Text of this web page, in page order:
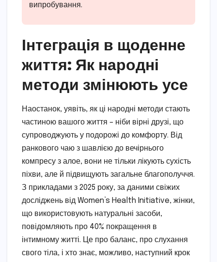
випробування.
Інтеграція в щоденне
життя: Як народні
методи змінюють усе
Наостанок, уявіть, як ці народні методи стають
частиною вашого життя – ніби вірні друзі, що
супроводжують у подорожі до комфорту. Від
ранкового чаю з шавлією до вечірнього
компресу з алое, вони не тільки лікують сухість
піхви, але й підвищують загальне благополуччя.
З прикладами з 2025 року, за даними свіжих
досліджень від Women’s Health Initiative, жінки,
що використовують натуральні засоби,
повідомляють про 40% покращення в
інтимному житті. Це про баланс, про слухання
свого тіла, і хто знає, можливо, наступний крок